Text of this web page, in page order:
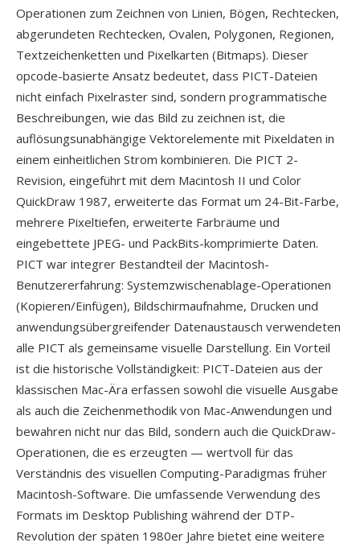
Operationen zum Zeichnen von Linien, Bögen, Rechtecken,
abgerundeten Rechtecken, Ovalen, Polygonen, Regionen,
Textzeichenketten und Pixelkarten (Bitmaps). Dieser
opcode-basierte Ansatz bedeutet, dass PICT-Dateien
nicht einfach Pixelraster sind, sondern programmatische
Beschreibungen, wie das Bild zu zeichnen ist, die
auflösungsunabhängige Vektorelemente mit Pixeldaten in
einem einheitlichen Strom kombinieren. Die PICT 2-
Revision, eingeführt mit dem Macintosh II und Color
QuickDraw 1987, erweiterte das Format um 24-Bit-Farbe,
mehrere Pixeltiefen, erweiterte Farbräume und
eingebettete JPEG- und PackBits-komprimierte Daten.
PICT war integrer Bestandteil der Macintosh-
Benutzererfahrung: Systemzwischenablage-Operationen
(Kopieren/Einfügen), Bildschirmaufnahme, Drucken und
anwendungsübergreifender Datenaustausch verwendeten
alle PICT als gemeinsame visuelle Darstellung. Ein Vorteil
ist die historische Vollständigkeit: PICT-Dateien aus der
klassischen Mac-Ära erfassen sowohl die visuelle Ausgabe
als auch die Zeichenmethodik von Mac-Anwendungen und
bewahren nicht nur das Bild, sondern auch die QuickDraw-
Operationen, die es erzeugten — wertvoll für das
Verständnis des visuellen Computing-Paradigmas früher
Macintosh-Software. Die umfassende Verwendung des
Formats im Desktop Publishing während der DTP-
Revolution der späten 1980er Jahre bietet eine weitere